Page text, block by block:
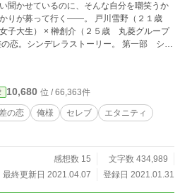
聞かせているのに、そんな自分を嘲笑うか
って行く――。 戸川雪野（２１歳
子大生） × 榊創介（２５歳 丸菱グループ
二部 シンデレラになった後 シンデレラ
1 ー広岡広史の場合ー、 2 ー三井えみりの
。 ※表紙は、かんたん表紙メーカーを使用
10,680 位 / 66,363件
の恋 俺様 セレブ
エタニティ
感想数 15
文字数 434,989
最終更新日 2021.04.07
登録日 2021.01.31